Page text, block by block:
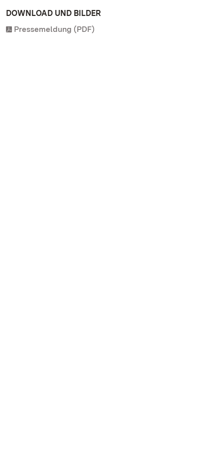
DOWNLOAD UND BILDER
Pressemeldung (PDF)